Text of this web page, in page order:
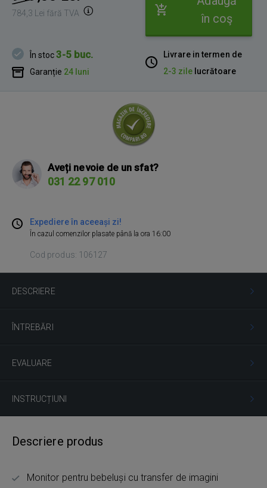
784,3 Lei fără TVA
în coş
În stoc3-5 buc.
Garanție 24 luni
Livrare in termen de
2-3 zile lucrătoare
Aveți nevoie de un sfat?
031 22 97 010
Expediere în aceeași zi!
În cazul comenzilor plasate până la ora 16:00
Cod produs: 106127
DESCRIERE
ÎNTREBĂRI
EVALUARE
INSTRUCȚIUNI
Descriere produs
Monitor pentru bebeluși cu transfer de imagini